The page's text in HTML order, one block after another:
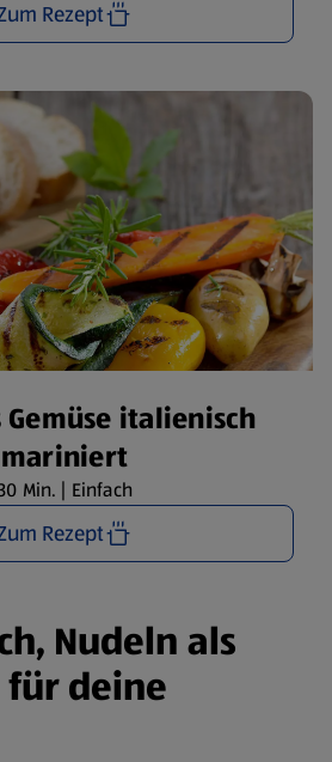
Rezept
italienisch
mariniert
Min. | Einfach
Rezept
Nudeln als
deine